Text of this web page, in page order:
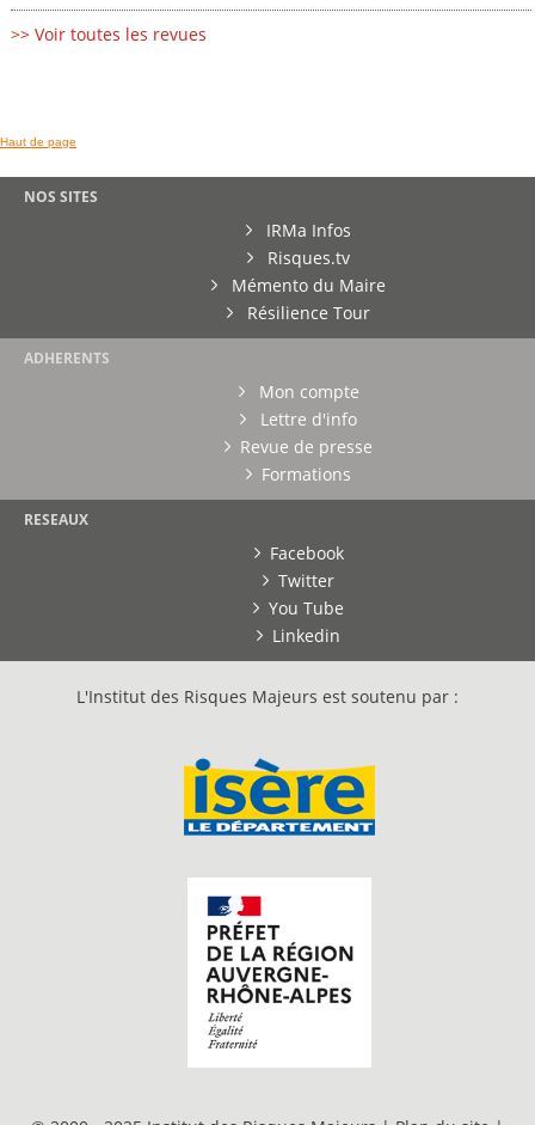
>> Voir toutes les revues
Haut de page
NOS SITES
IRMa Infos
Risques.tv
Mémento du Maire
Résilience Tour
ADHERENTS
Mon compte
Lettre d'info
Revue de presse
Formations
RESEAUX
Facebook
Twitter
You Tube
Linkedin
L'Institut des Risques Majeurs est soutenu par :